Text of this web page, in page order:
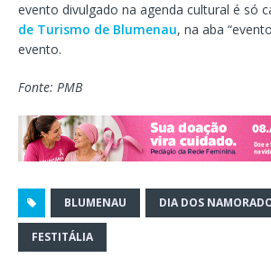
evento divulgado na agenda cultural é só
de Turismo de Blumenau, na aba
evento.
Fonte: PMB
BLUMENAU DIA DOS
FESTITÁLIA